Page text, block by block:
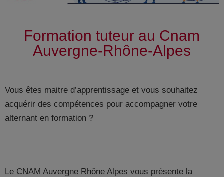
Formation tuteur au Cnam
Auvergne-Rhône-Alpes
Vous êtes maitre d’apprentissage et vous souhaitez
acquérir des compétences pour accompagner votre
alternant en formation ?
Le CNAM Auvergne Rhône Alpes vous présente la